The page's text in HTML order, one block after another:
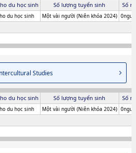
du học sinh Số lượng tuyển sinh Số
du học sinh Một vài người (Niên khóa 2024)
Studies
du học sinh Số lượng tuyển sinh Số
du học sinh Một vài người (Niên khóa 2024)